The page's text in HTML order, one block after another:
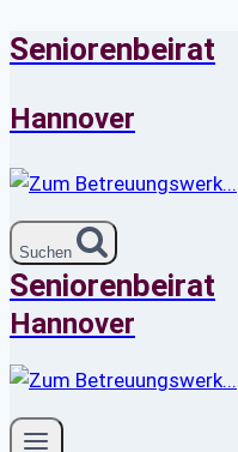
Zum
springen
Seniorenbeirat
Hannover
Suchen
Seniorenbeirat
Hannover